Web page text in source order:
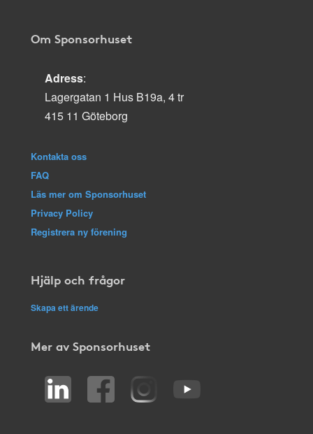
Om Sponsorhuset
Adress:
Lagergatan 1 Hus B19a, 4 tr
415 11 Göteborg
Kontakta oss
FAQ
Läs mer om Sponsorhuset
Privacy Policy
Registrera ny förening
Hjälp och frågor
Skapa ett ärende
Mer av Sponsorhuset